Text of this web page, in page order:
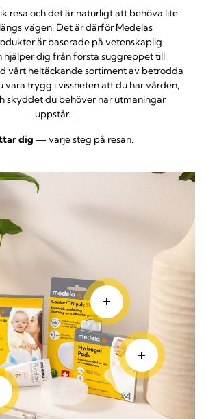
resa och det är naturligt att behöva lite
vägen. Det är därför Medelas
är baserade på vetenskaplig
hjälper dig från första suggreppet till
vårt heltäckande sortiment av betrodda
vara trygg i vissheten att du har vården,
skyddet du behöver när utmaningar
uppstår.
dig — varje steg på resan.